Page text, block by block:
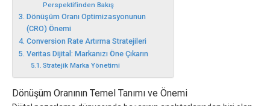
Perspektifinden Bakış
Dönüşüm Oranı Optimizasyonunun
(CRO) Önemi
Conversion Rate Artırma Stratejileri
Veritas Dijital: Markanızı Öne Çıkarın
Stratejik Marka Yönetimi
Dönüşüm Oranının Temel Tanımı ve Önemi